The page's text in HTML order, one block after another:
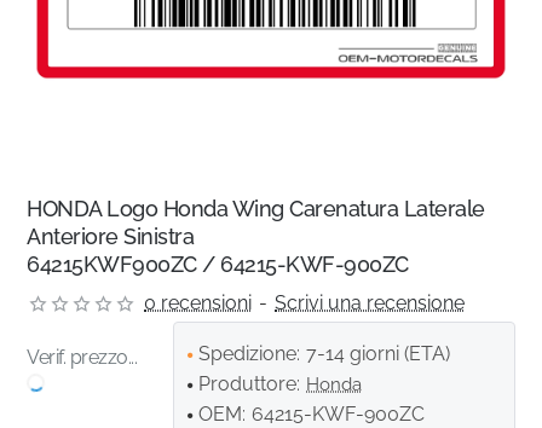
HONDA Logo Honda Wing Carenatura Laterale
Anteriore Sinistra
64215KWF900ZC / 64215-KWF-900ZC
0 recensioni - Scrivi una recensione
Verif. prezzo... Spedizione: 7-14 giorni (ETA)
Produttore: Honda
OEM: 64215-KWF-900ZC